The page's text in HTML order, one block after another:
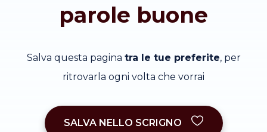
parole buone
Salva questa pagina tra le tue preferite, per
ritrovarla ogni volta che vorrai
SALVA NELLO SCRIGNO